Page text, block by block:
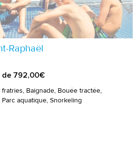
Raphaël
de 792,00€
Baignade, Bouée tractée,
aquatique, Snorkeling